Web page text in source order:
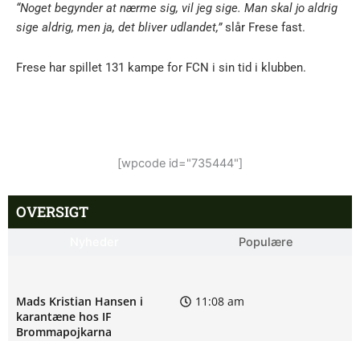
“Noget begynder at nærme sig, vil jeg sige. Man skal jo aldrig
sige aldrig, men ja, det bliver udlandet,”slår Frese fast.
Frese har spillet 131 kampe for FCN i sin tid i klubben.
[wpcode id="735444"]
OVERSIGT
Populære
Mads Kristian Hansen i
karantæne hos IF
Brommapojkarna
11:08 am